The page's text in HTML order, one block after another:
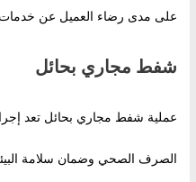
على مدى رضاء العميل عن خدمات
شفط مجاري بحائل
عملية شفط مجاري بحائل تعد
الصرف الصحي وضمان سلامة